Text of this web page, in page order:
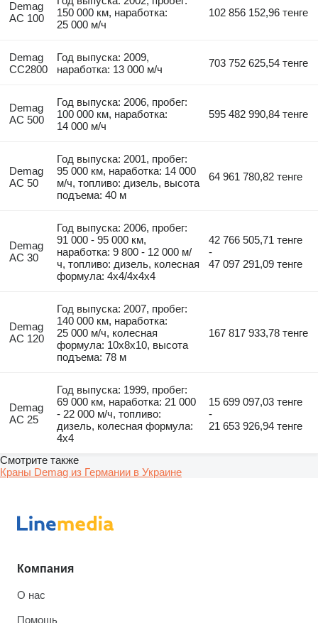
Demag
AC 100
150 000 км, наработка:
25 000 м/ч
102 856 152,96 тенге
Demag
CC2800
Год выпуска: 2009,
наработка: 13 000 м/ч
703 752 625,54 тенге
Demag
AC 500
Год выпуска: 2006, пробег:
100 000 км, наработка:
14 000 м/ч
595 482 990,84 тенге
Demag
AC 50
Год выпуска: 2001, пробег:
95 000 км, наработка: 14 000
м/ч, топливо: дизель, высота
подъема: 40 м
64 961 780,82 тенге
Demag
AC 30
Год выпуска: 2006, пробег:
91 000 - 95 000 км,
наработка: 9 800 - 12 000 м/
ч, топливо: дизель, колесная
формула: 4x4/4x4x4
42 766 505,71 тенге
-
47 097 291,09 тенге
Demag
AC 120
Год выпуска: 2007, пробег:
140 000 км, наработка:
25 000 м/ч, колесная
формула: 10x8x10, высота
подъема: 78 м
167 817 933,78 тенге
Demag
AC 25
Год выпуска: 1999, пробег:
69 000 км, наработка: 21 000
- 22 000 м/ч, топливо:
дизель, колесная формула:
4x4
15 699 097,03 тенге
-
21 653 926,94 тенге
Смотрите также
Краны Demag из Германии в Украине
Компания
О нас
Помощь